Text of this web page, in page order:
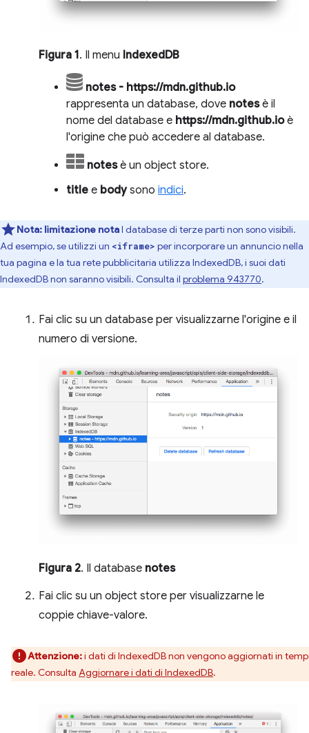
Figura 1. Il menu IndexedDB
notes - https://mdn.github.io
rappresenta un database, dove notesè il
nome del database e https://mdn.github.ioè
l'origine che può accedere al database.
notesè un object store.
title e bodysono indici.
Nota: limitazione notaI database di terze parti non sono visibili.
Ad esempio, se utilizzi un <iframe> per incorporare un annuncio nella
tua pagina e la tua rete pubblicitaria utilizza IndexedDB, i suoi dati
IndexedDB non saranno visibili. Consulta il problema 943770.
Fai clic su un database per visualizzarne l'origine e il
numero di versione.
Figura 2. Il database notes
Fai clic su un object store per visualizzarne le
coppie chiave-valore.
Attenzione:i dati di IndexedDB non vengono aggiornati in
reale. Consulta Aggiornare i dati di IndexedDB.